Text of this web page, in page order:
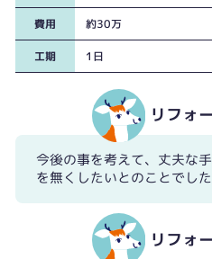
費用 約30万
工期 1日
リフォ
今後の事を考えて、丈夫な
を無くしたいとのことでした
リフォ